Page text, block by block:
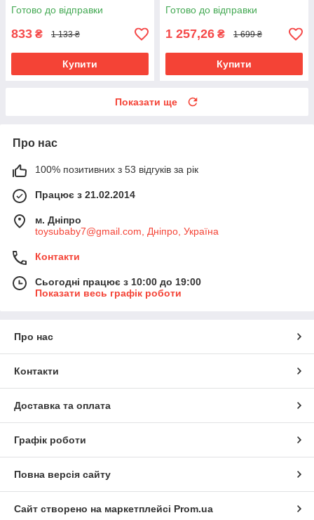
Готово до відправки
833 ₴ 1 133 ₴
Купити
Готово до відправки
1 257,26 ₴ 1 699 ₴
Купити
Показати ще
Про нас
100% позитивних з 53 відгуків за рік
Працює з 21.02.2014
м. Дніпро
toysubaby7@gmail.com, Дніпро, Україна
Контакти
Сьогодні працює з 10:00 до 19:00
Показати весь графік роботи
Про нас
Контакти
Доставка та оплата
Графік роботи
Повна версія сайту
Сайт створено на маркетплейсі Prom.ua